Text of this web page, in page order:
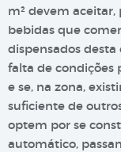
m² devem aceitar,
bebidas que
dispensados
falta de condições
e se, na zona,
suficiente de
optem por se
automático,